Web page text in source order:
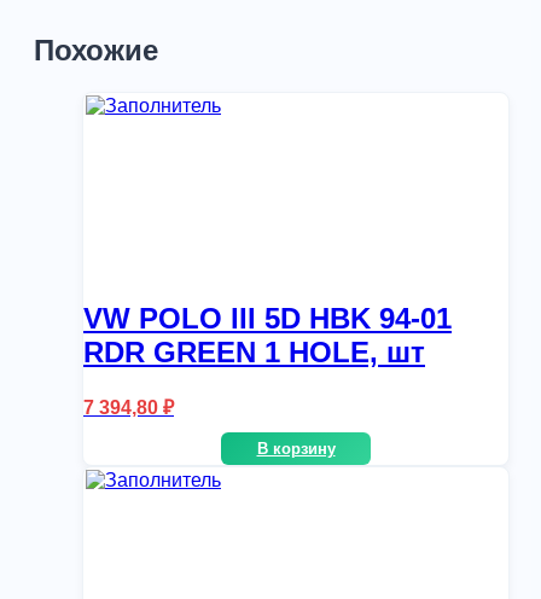
Похожие
VW POLO III 5D HBK 94-01
RDR GREEN 1 HOLE, шт
7 394,80 ₽
В корзину